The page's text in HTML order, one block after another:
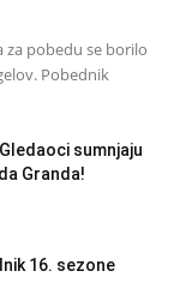
za pobedu se borilo
Pobednik
Gledaoci sumnjaju
Granda!
16. sezone